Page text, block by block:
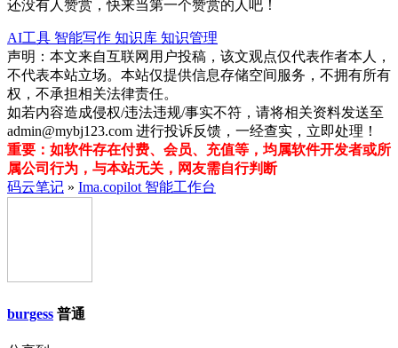
还没有人赞赏，快来当第一个赞赏的人吧！
AI工具 智能写作 知识库 知识管理
声明：本文来自互联网用户投稿，该文观点仅代表作者本人，
不代表本站立场。本站仅提供信息存储空间服务，不拥有所有
权，不承担相关法律责任。
如若内容造成侵权/违法违规/事实不符，请将相关资料发送至
admin@mybj123.com 进行投诉反馈，一经查实，立即处理！
重要：如软件存在付费、会员、充值等，均属软件开发者或所
属公司行为，与本站无关，网友需自行判断
码云笔记 » Ima.copilot 智能工作台
burgess 普通